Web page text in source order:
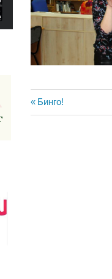
Навигация
Предыдущая
запись:
Бинго!